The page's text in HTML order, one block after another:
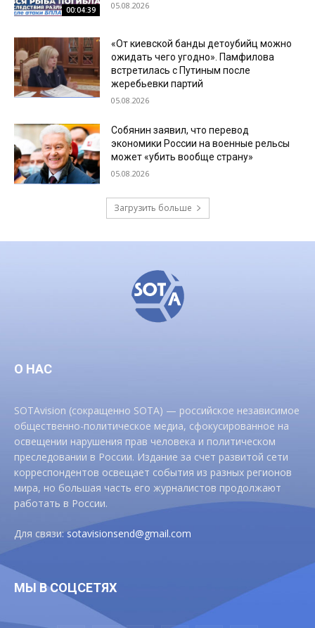
00:04:39 05.08.2026
«От киевской банды детоубийц можно
ожидать чего угодно». Памфилова
встретилась с Путиным после
жеребьевки партий
05.08.2026
Собянин заявил, что перевод
экономики России на военные рельсы
может «убить вообще страну»
05.08.2026
Загрузить больше
О НАС
SOTAvision (сокращенно SOTA) — российское независимое
общественно-политическое медиа, сфокусированное на
освещении нарушения прав человека и политическом
преследовании в России. Издание за счет развитой сети
корреспондентов освещает события из разных регионов
мира, но большая часть его журналистов продолжают
работать в России.
Для связи:sotavisionsend@gmail.com
МЫ В СОЦСЕТЯХ